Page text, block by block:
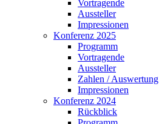
Vortragende
Aussteller
Impressionen
Konferenz 2025
Programm
Vortragende
Aussteller
Zahlen / Auswertung
Impressionen
Konferenz 2024
Rückblick